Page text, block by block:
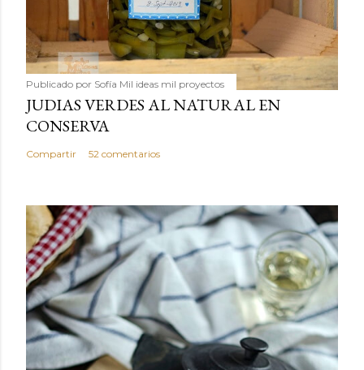
Publicado por Sofía Mil ideas mil proyectos
JUDIAS VERDES AL NATURAL EN
CONSERVA
Compartir 52 comentarios